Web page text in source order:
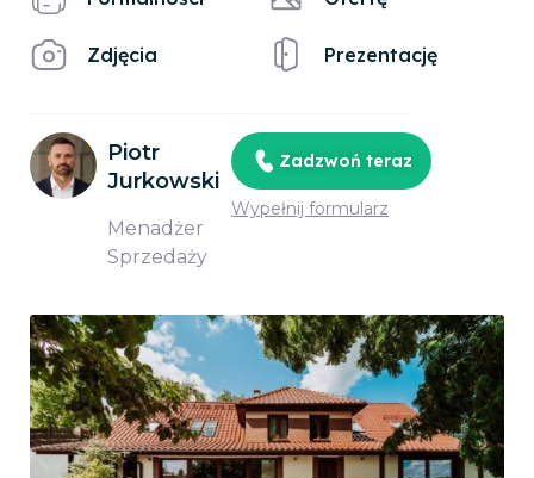
Zdjęcia Prezentację
Piotr
Jurkowski
Menadżer
Sprzedaży
Zadzwoń teraz
Wypełnij formularz